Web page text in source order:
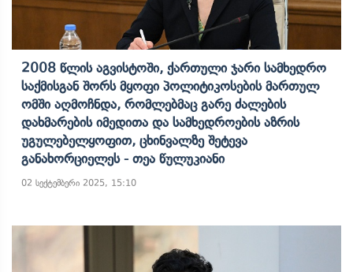
2008 Წლის Აგვისტოში, Ქართული Ჯარი Სამხედრო
Საქმისგან Შორს Მყოფი Პოლიტიკოსების Მართულ
Ომში Აღმოჩნდა, Რომლებმაც Გარე Ძალების
Დახმარების Იმედითა Და Სამხედროების Აზრის
Უგულებელყოფით, Ცხინვალზე Შეტევა
Განახორციელეს - Თეა Წულუკიანი
02 სექტემბერი 2025, 15:10